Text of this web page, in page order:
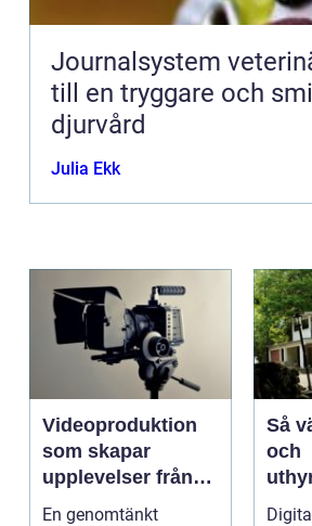
Journalsystem veterinär
till en tryggare och
djurvård
Julia Ekk
Videoproduktion
som skapar
upplevelser från
idé till färdig
En genomtänkt
Så
och
rätt